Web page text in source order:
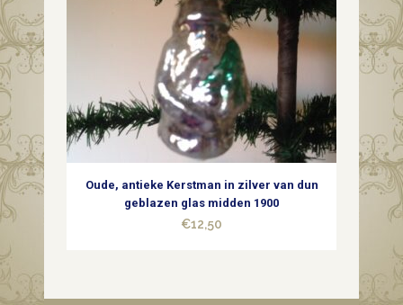
Oude, antieke Kerstman in zilver van dun
geblazen glas midden 1900
€12,50